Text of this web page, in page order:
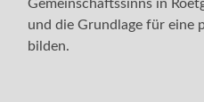
Gemeinschaftssinns in
und die Grundlage für eine
bilden.